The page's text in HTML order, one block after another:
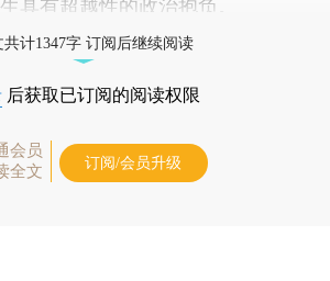
具有超越性的政治抱负。
共计1347字 订阅后继续阅读
后获取已订阅的阅读权限
会员
全文
订阅/会员升级